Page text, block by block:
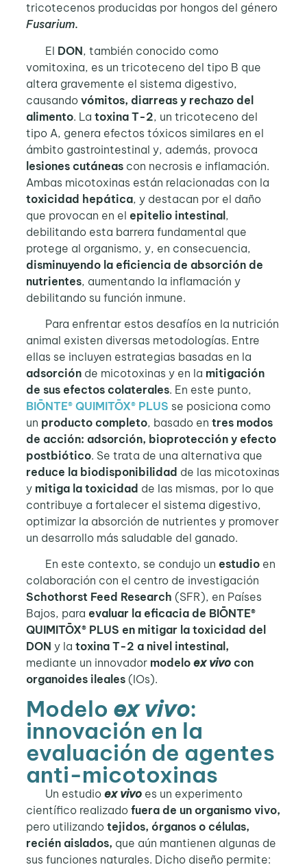
tricotecenos producidas por hongos del género
Fusarium.
El DON, también conocido como
vomitoxina, es un tricoteceno del tipo B que
altera gravemente el sistema digestivo,
causando vómitos, diarreas y rechazo del
alimento. La toxina T-2, un tricoteceno del
tipo A, genera efectos tóxicos similares en el
ámbito gastrointestinal y, además, provoca
lesiones cutáneascon necrosis e inflamación.
Ambas micotoxinas están relacionadas con la
toxicidad hepática, y destacan por el daño
que provocan en el epitelio intestinal,
debilitando esta barrera fundamental que
protege al organismo, y, en consecuencia,
disminuyendo la eficiencia de absorción de
nutrientes, aumentando la inflamación y
debilitando su función inmune.
Para enfrentar estos desafíos en la nutrición
animal existen diversas metodologías. Entre
ellas se incluyen estrategias basadas en la
adsorción de micotoxinas y en la mitigación
de sus efectos colaterales. En este punto,
BIŌNTE® QUIMITŌX® PLUS se posiciona como
un producto completo, basado en tres modos
de acción: adsorción, bioprotección y efecto
postbiótico. Se trata de una alternativa que
reduce la biodisponibilidad de las micotoxinas
y mitiga la toxicidad de las mismas, por lo que
contribuye a fortalecer el sistema digestivo,
optimizar la absorción de nutrientes y promover
un desarrollo más saludable del ganado.
En este contexto, se condujo un estudio en
colaboración con el centro de investigación
Schothorst Feed Research (SFR), en Países
Bajos, para evaluar la eficacia de BIŌNTE®
QUIMITŌX® PLUS en mitigar la toxicidad del
DON y la toxina T-2 a nivel intestinal,
mediante un innovadormodelo ex vivocon
organoides ileales (IOs).
Modelo ex vivo:
innovación en la
evaluación de agentes
anti-micotoxinas
Un estudio ex vivo es un experimento
científico realizado fuera de un organismo vivo,
pero utilizando tejidos, órganos o células,
recién aislados, que aún mantienen algunas de
sus funciones naturales. Dicho diseño permite: